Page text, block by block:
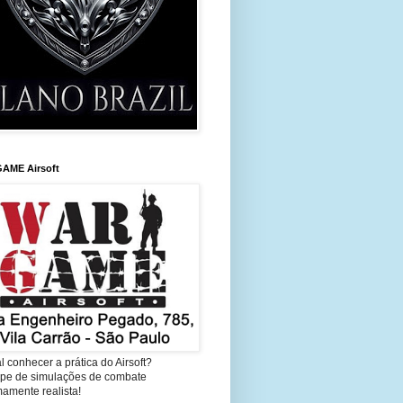
Airsoft
conhecer a prática do Airsoft?
de simulações de combate
realista!